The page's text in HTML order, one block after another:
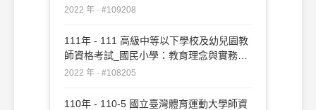
念與實務(重複)#109208
2022 年 · #109208
111年 - 111 高級中等以下學校及幼兒園教
師資格考試_國民小學：教育理念與實務
#108205
2022 年 · #108205
110年 - 110-5 國立臺灣體育運動大學師資